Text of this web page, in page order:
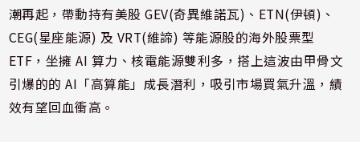
潮再起，帶動持有美股 GEV(奇異維諾瓦)、ETN(伊頓)、
CEG(星座能源) 及 VRT(維諦) 等能源股的海外股票型
ETF，坐擁 AI 算力、核電能源雙利多，搭上這波由甲骨文
引爆的的 AI「高算能」成長潛利，吸引市場買氣升溫，績
效有望回血衝高。